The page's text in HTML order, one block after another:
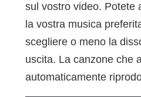
sul vostro video. Potete
la vostra musica
scegliere o meno la
uscita. La canzone che
automaticamente